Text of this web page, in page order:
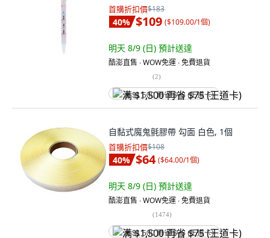
首購折扣價$183
40% $109 ($109.00/1個)
明天 8/9 (日) 預計送達
酷澎直售 ∙ WOW免運 ∙ 免費退貨
(2)
满 $1,500 再省 $75 (王道卡)
自黏式魔鬼氈膠帶 勾面 白色, 1個
首購折扣價$108
40% $64 ($64.00/1個)
明天 8/9 (日) 預計送達
酷澎直售 ∙ WOW免運 ∙ 免費退貨
(1474)
满 $1,500 再省 $75 (王道卡)